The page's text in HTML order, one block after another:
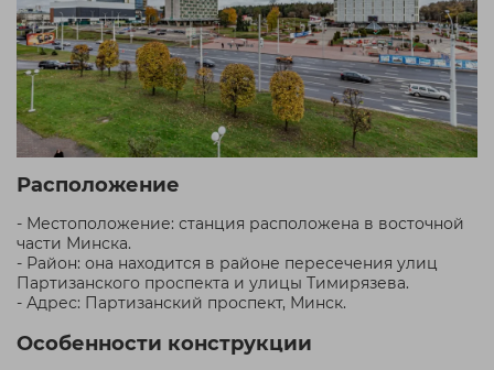
Расположение
- Местоположение: станция расположена в восточной
части Минска.
- Район: она находится в районе пересечения улиц
Партизанского проспекта и улицы Тимирязева.
- Адрес: Партизанский проспект, Минск.
Особенности конструкции